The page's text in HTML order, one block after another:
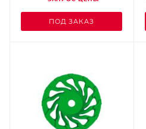
ПОД ЗАКАЗ